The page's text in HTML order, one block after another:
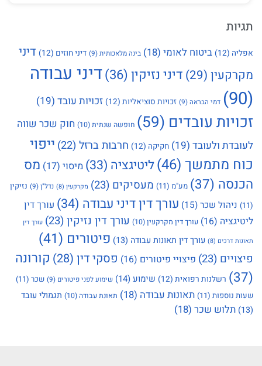
תגיות
אפליה (12) ביטוח לאומי (18) בינה מלאכותית(9) דיני חוזים (12)
דיני
מקרקעין (29) דיני נזיקין (36)
דיני עבודה
(90)
דמי הבראה(9) זכויות סוציאליות (12) זכויות עובד (19)
זכויות עובדים (59) חופשה שנתית(10)
חוק שכר שווה
לעובדת ולעובד (19) חקיקה (12) חרבות ברזל (22)
ייפוי
כוח מתמשך (46) ליטיגציה (33) מיסוי (17)
מס
הכנסה (37) מע"מ (11) מעסיקים (23) מקרקעין (8) נדל"ן(9)
נזיקין
(11)
ניהול שכר(15) עורך דין דיני עבודה (34)
עורך דין
ליטיגציה (16) עורך דין מקרקעין(10) עורך דין נזיקין(23) עורך דין
תאונות דרכים (8) עורך דין תאונות עבודה (13) פיטורים (41)
פיצויים (23) פיצויי פיטורים (16) פסקי דין (28)
קורונה
(37)
רשלנות רפואית (12) שימוע(14) שימוע לפני פיטורים (9) שכר (11)
שעות נוספות (11) תאונות עבודה (18) תאונת עבודה (10)
תגמולי עובד
(13)
תלוש שכר (18)